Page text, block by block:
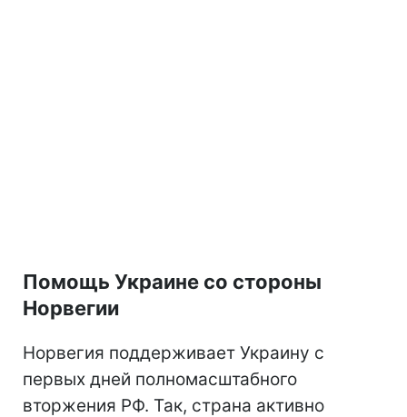
Помощь Украине со стороны
Норвегии
Норвегия поддерживает Украину с
первых дней полномасштабного
вторжения РФ. Так, страна активно